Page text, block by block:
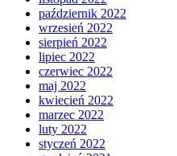
październik 2022
wrzesień 2022
sierpień 2022
lipiec 2022
czerwiec 2022
maj 2022
kwiecień 2022
marzec 2022
luty 2022
styczeń 2022